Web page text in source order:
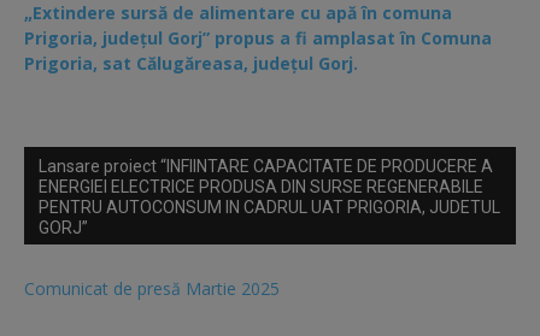
„Extindere sursă de alimentare cu apă în comuna
Prigoria, județul Gorj” propus a fi amplasat în Comuna
Prigoria, sat Călugăreasa, județul Gorj.
Lansare proiect “INFIINTARE CAPACITATE DE PRODUCERE A
ENERGIEI ELECTRICE PRODUSA DIN SURSE REGENERABILE
PENTRU AUTOCONSUM IN CADRUL UAT PRIGORIA, JUDETUL
GORJ”
Comunicat de presă Martie 2025